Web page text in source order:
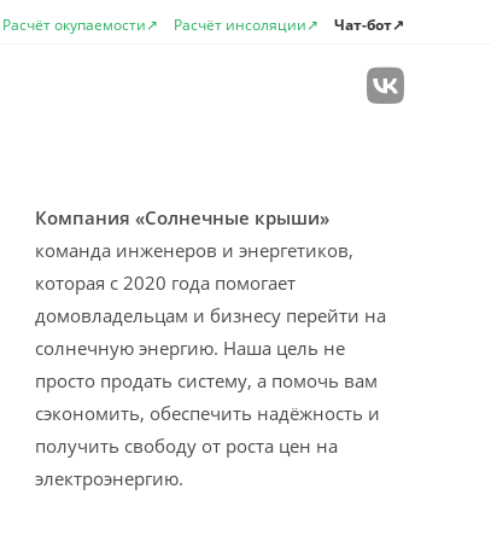
Расчёт окупаемости↗ Расчёт инсоляции↗ Чат-бот↗
Компания «Солнечные крыши»
команда инженеров и энергетиков,
которая с 2020 года помогает
домовладельцам и бизнесу перейти на
солнечную энергию. Наша цель не
просто продать систему, а помочь вам
сэкономить, обеспечить надёжность и
получить свободу от роста цен на
электроэнергию.